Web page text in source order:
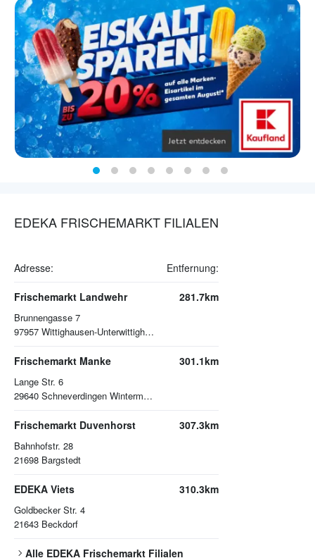
EDEKA FRISCHEMARKT FILIALEN
Adresse: Entfernung:
Frischemarkt Landwehr
Brunnengasse 7
97957 Wittighausen-Unterwittighausen
281.7km
Frischemarkt Manke
Lange Str. 6
29640 Schneverdingen Wintermoor
301.1km
Frischemarkt Duvenhorst
Bahnhofstr. 28
21698 Bargstedt
307.3km
EDEKA Viets
Goldbecker Str. 4
21643 Beckdorf
310.3km
Alle EDEKA Frischemarkt Filialen